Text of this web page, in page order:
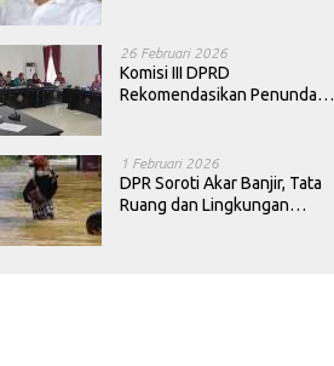
26 Februari 2026
Komisi III DPRD
Rekomendasikan Penundaan
1 Februari 2026
DPR Soroti Akar Banjir, Tata
Ruang dan Lingkungan